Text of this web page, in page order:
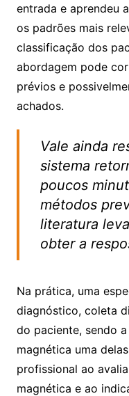
entrada e aprendeu
os padrões mais
classificação dos
abordagem pode
prévios e
achados.
Vale ainda
sistema
poucos
métodos
literatura
obter a
Na prática, uma
diagnóstico, coleta
do paciente, sendo
magnética uma
profissional ao
magnética e ao